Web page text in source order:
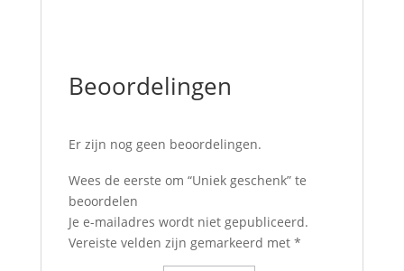
Beoordelingen
Er zijn nog geen beoordelingen.
Wees de eerste om “Uniek geschenk” te
beoordelen
Je e-mailadres wordt niet gepubliceerd.
Vereiste velden zijn gemarkeerd met *